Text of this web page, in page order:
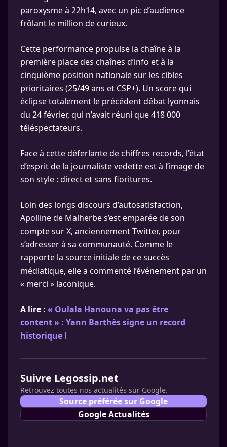
paroxysme à 22h14, avec un pic d’audience
frôlant le million de curieux.
Cette performance propulse la chaîne à la
première place des chaînes d’info et à la
cinquième position nationale sur les cibles
prioritaires (25/49 ans et CSP+). Un score qui
éclipse totalement le précédent débat lyonnais
du 24 février, qui n’avait réuni que 418 000
téléspectateurs.
Face à cette déferlante de chiffres records, l’état
d’esprit de la journaliste vedette est à l’image de
son style : direct et sans fioritures.
Loin des longs discours d’autosatisfaction,
Apolline de Malherbe s’est emparée de son
compte sur X, anciennement Twitter, pour
s’adresser à sa communauté. Comme le
rapporte la source initiale de ce succès
médiatique, elle a commenté l’événement par un
« merci » laconique.
A lire : « Oulala Hanouna va pas être
content » : Yann Barthès signe un record
historique !
Suivre Legossip.net
Retrouvez toutes nos actualités sur Google.
Source préférée sur Google
Google Actualités